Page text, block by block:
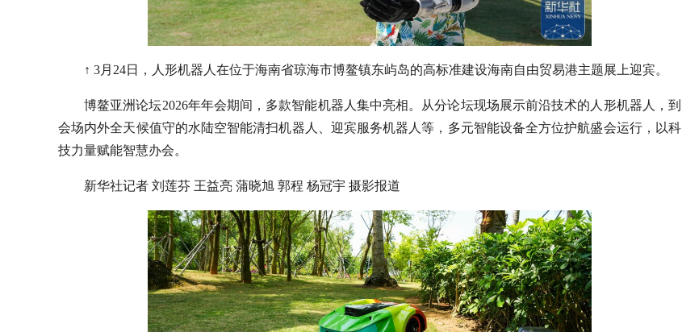
↑ 3月24日，人形机器人在位于海南省琼海市博鳌镇东屿岛的高标准建设海南自由贸易港主题展上迎宾。
博鳌亚洲论坛2026年年会期间，多款智能机器人集中亮相。从分论坛现场展示前沿技术的人形机器人，到
会场内外全天候值守的水陆空智能清扫机器人、迎宾服务机器人等，多元智能设备全方位护航盛会运行，以科
技力量赋能智慧办会。
新华社记者 刘莲芬 王益亮 蒲晓旭 郭程 杨冠宇 摄影报道